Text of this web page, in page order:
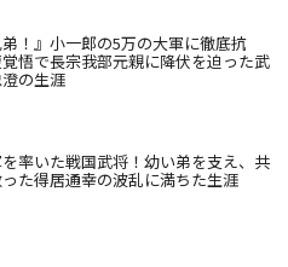
弟！』小一郎の5万の大軍に徹底抗
悟で長宗我部元親に降伏を迫った武
の生涯
率いた戦国武将！幼い弟を支え、共
た得居通幸の波乱に満ちた生涯